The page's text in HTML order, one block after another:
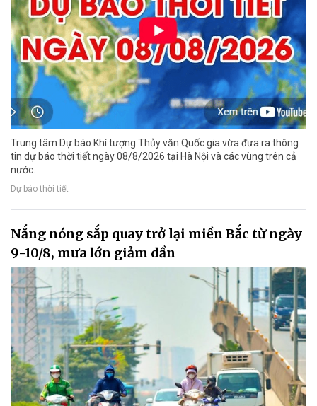
Trung tâm Dự báo Khí tượng Thủy văn Quốc gia vừa đưa ra thông
tin dự báo thời tiết ngày 08/8/2026 tại Hà Nội và các vùng trên cả
nước.
Dự báo thời tiết
Nắng nóng sắp quay trở lại miền Bắc từ ngày
9-10/8, mưa lớn giảm dần